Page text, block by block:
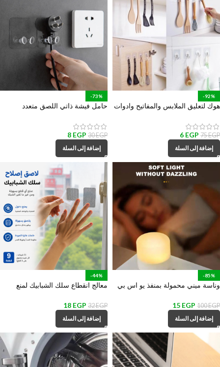
-92%
هوك لتعليق الملابس والمفاتيح وادوات
75EGP
6 EGP
إضافة إلى السلة
-73%
حامل فيشة ذاتي اللصق متعدد
والهواتف والكابلات
30EGP
8 EGP
إضافة إلى السلة
-85%
وناسة ميني محمولة بمنفذ يو اس بي
100EGP
15 EGP
إضافة إلى السلة
-44%
معالج انقطاع سلك الشبابيك لمنع
32EGP
18 EGP
إضافة إلى السلة